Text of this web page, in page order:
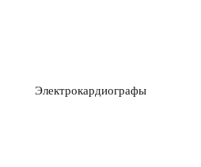
Электрокардиографы